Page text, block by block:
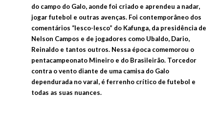
do campo do Galo, aonde foi criado e aprendeu a nadar,
jogar futebol e outras avenças. Foi contemporâneo dos
comentários “lesco-lesco” do Kafunga, da presidência de
Nelson Campos e de jogadores como Ubaldo, Dario,
Reinaldo e tantos outros. Nessa época comemorou o
pentacampeonato Mineiro e do Brasileirão. Torcedor
contra o vento diante de uma camisa do Galo
dependurada no varal, é ferrenho crítico de futebol e
todas as suas nuances.